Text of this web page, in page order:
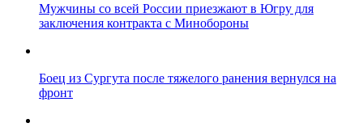
Мужчины со всей России приезжают в Югру для
заключения контракта с Минобороны
Боец из Сургута после тяжелого ранения вернулся на
фронт